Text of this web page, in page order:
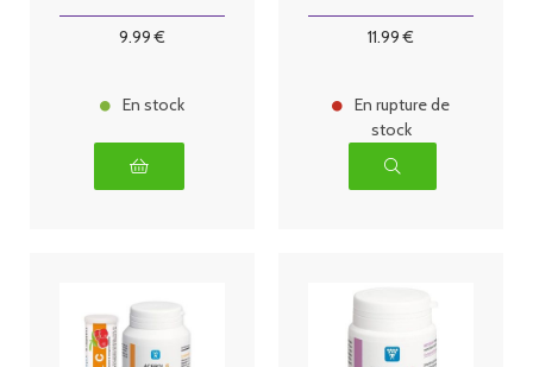
9.99 €
En stock
11.99 €
En rupture de
stock